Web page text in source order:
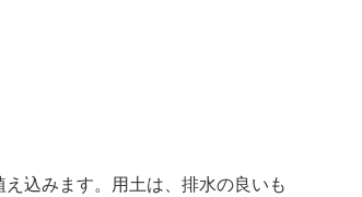
込みます。用土は、排水の良いも